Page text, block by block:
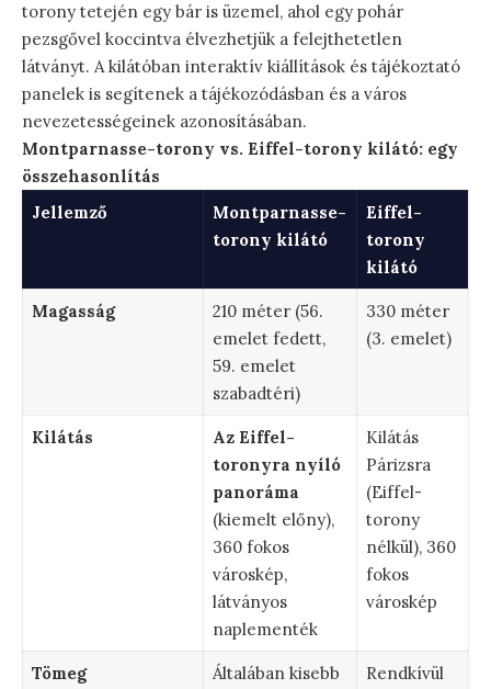
torony tetején egy bár is üzemel, ahol egy pohár
pezsgővel koccintva élvezhetjük a felejthetetlen
látványt. A kilátóban interaktív kiállítások és tájékoztató
panelek is segítenek a tájékozódásban és a város
nevezetességeinek azonosításában.
Montparnasse-torony vs. Eiffel-torony kilátó: egy
összehasonlítás
Jellemző
Montparnasse-
torony kilátó
Eiffel-
torony
kilátó
Magasság
210 méter (56.
emelet fedett,
59. emelet
szabadtéri)
330 méter
(3. emelet)
Kilátás
Az Eiffel-
toronyra nyíló
panoráma
(kiemelt előny),
360 fokos
városkép,
látványos
naplementék
Kilátás
Párizsra
(Eiffel-
torony
nélkül), 360
fokos
városkép
Tömeg
Általában kisebb
Rendkívül